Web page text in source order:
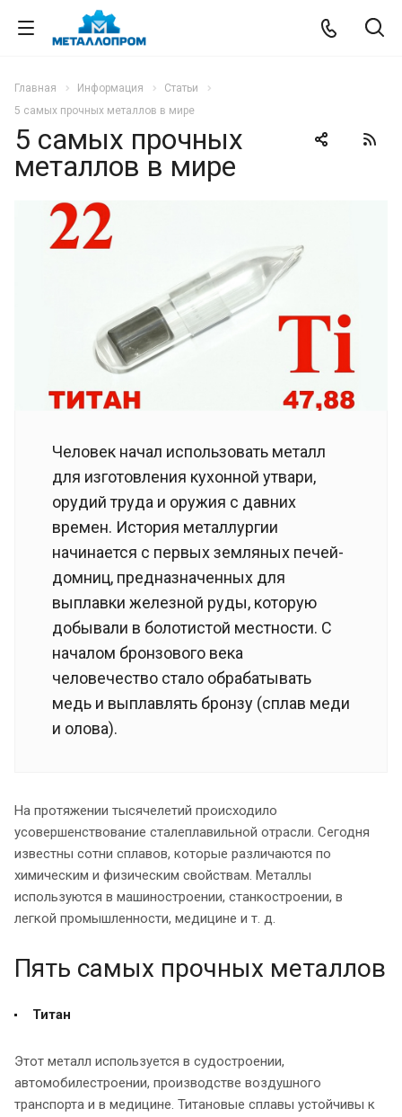
Главная Информация
Статьи
5 самых прочных металлов в мире
5 самых прочных
металлов в мире
Человек начал использовать металл
для изготовления кухонной утвари,
орудий труда и оружия с давних
времен. История металлургии
начинается с первых земляных печей-
домниц, предназначенных для
выплавки железной руды, которую
добывали в болотистой местности. С
началом бронзового века
человечество стало обрабатывать
медь и выплавлять бронзу (сплав меди
и олова).
На протяжении тысячелетий происходило
усовершенствование сталеплавильной отрасли. Сегодня
известны сотни сплавов, которые различаются по
химическим и физическим свойствам. Металлы
используются в машиностроении, станкостроении, в
легкой промышленности, медицине и т. д.
Пять самых прочных металлов
Титан
Этот металл используется в судостроении,
автомобилестроении, производстве воздушного
транспорта и в медицине. Титановые сплавы устойчивы к